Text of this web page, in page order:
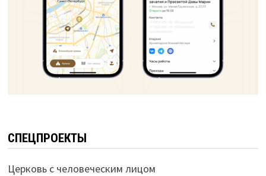
СПЕЦПРОЕКТЫ
Церковь с человеческим лицом